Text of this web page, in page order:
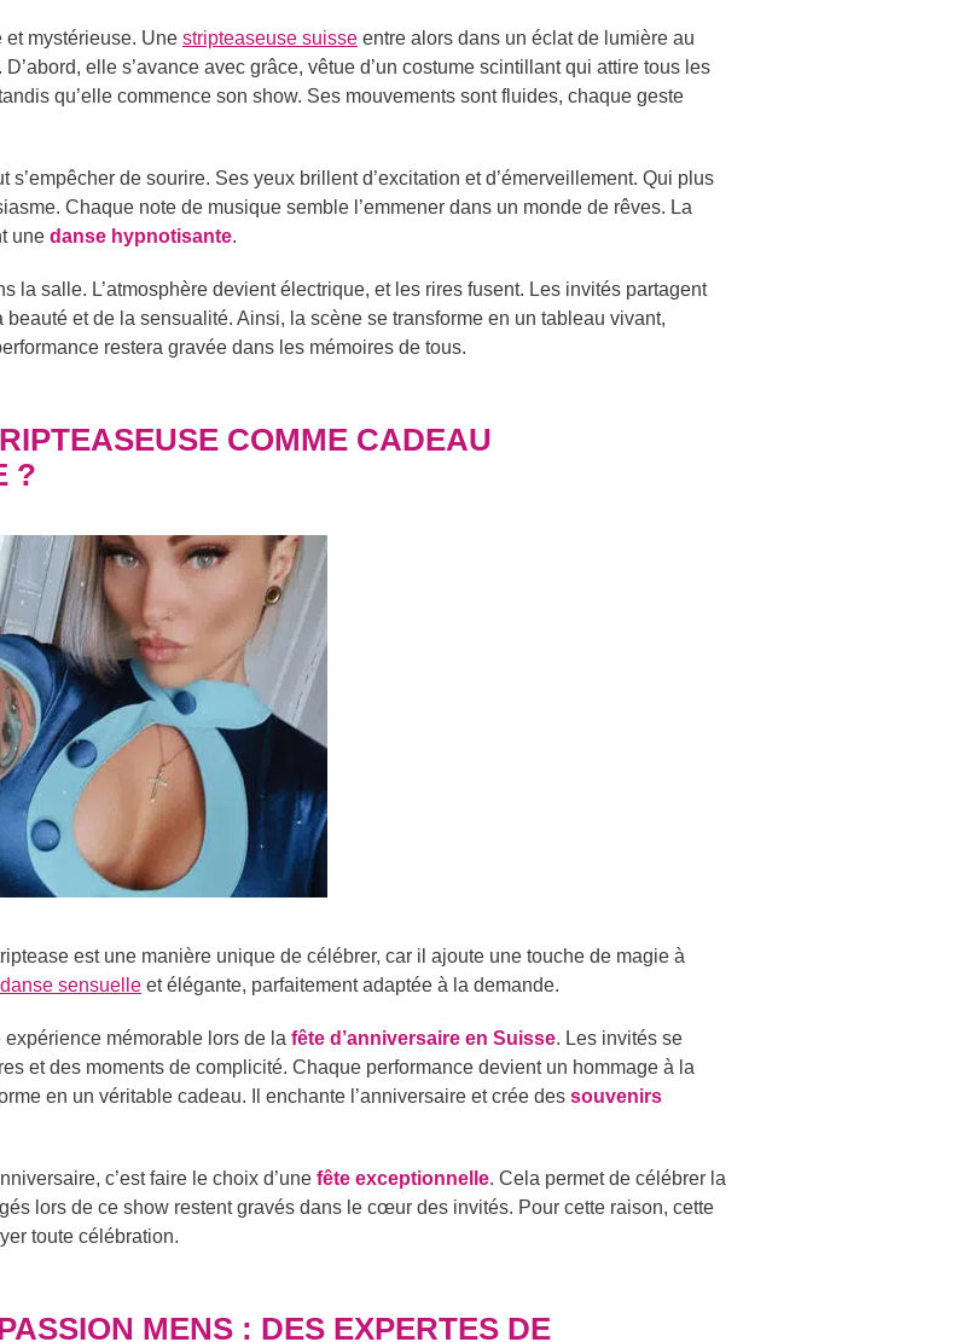
et mystérieuse. Une stripteaseuse suisse entre alors dans un éclat de lumière au
D’abord, elle s’avance avec grâce, vêtue d’un costume scintillant qui attire tous les
qu’elle commence son show. Ses mouvements sont fluides, chaque geste
s’empêcher de sourire. Ses yeux brillent d’excitation et d’émerveillement. Qui plus
Chaque note de musique semble l’emmener dans un monde de rêves. La
une danse hypnotisante.
la salle. L’atmosphère devient électrique, et les rires fusent. Les invités partagent
et de la sensualité. Ainsi, la scène se transforme en un tableau vivant,
restera gravée dans les mémoires de tous.
COMME CADEAU
?
est une manière unique de célébrer, car il ajoute une touche de magie à
danse sensuelle et élégante, parfaitement adaptée à la demande.
expérience mémorable lors de la fête d’anniversaire en Suisse. Les invités se
et des moments de complicité. Chaque performance devient un hommage à la
en un véritable cadeau. Il enchante l’anniversaire et crée des souvenirs
c’est faire le choix d’une fête exceptionnelle. Cela permet de célébrer la
lors de ce show restent gravés dans le cœur des invités. Pour cette raison, cette
toute célébration.
MENS : DES EXPERTES DE